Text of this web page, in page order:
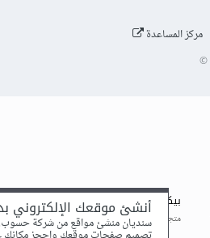
مركز المساعدة
©